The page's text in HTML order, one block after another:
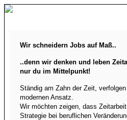
Wir schneidern Jobs auf Maß..
..denn wir denken und leben
nur du im Mittelpunkt!
Ständig am Zahn der Zeit,
modernen Ansatz.
Wir möchten zeigen, dass
Strategie bei beruflichen